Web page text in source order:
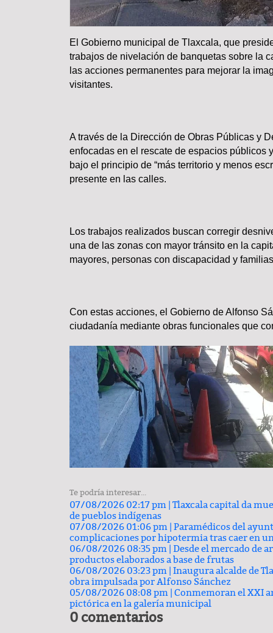
El Gobierno municipal de Tlaxcala, que
trabajos de nivelación de banquetas sobre la
las acciones permanentes para mejorar la
visitantes.
A través de la Dirección de Obras Públicas y
enfocadas en el rescate de espacios públicos
bajo el principio de “más territorio y menos
presente en las calles.
Los trabajos realizados buscan corregir
una de las zonas con mayor tránsito en la
mayores, personas con discapacidad y
Con estas acciones, el Gobierno de Alfonso
ciudadanía mediante obras funcionales que
Te podría interesar...
07/08/2026 02:17 pm | Tlaxcala capital da
de pueblos indígenas
07/08/2026 01:06 pm | Paramédicos del
complicaciones por hipotermia tras caer en
06/08/2026 08:35 pm | Desde el mercado de
productos elaborados a base de frutas
06/08/2026 03:23 pm | Inaugura alcalde de
obra impulsada por Alfonso Sánchez
05/08/2026 08:08 pm | Conmemoran el XXI
pictórica en la galería municipal
0 comentarios
COLUMNA
Lo más valioso de un hogar
comprar
Carlos Augusto Pérez y
Conchas, buscan venderse
Comentario por el Dr.